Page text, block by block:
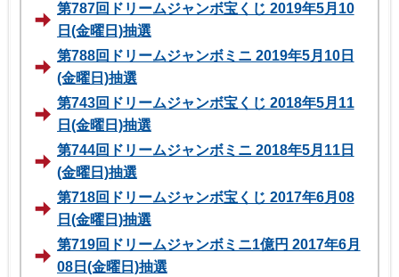
第787回ドリームジャンボ宝くじ 2019年5月10
日(金曜日)抽選
第788回ドリームジャンボミニ 2019年5月10日
(金曜日)抽選
第743回ドリームジャンボ宝くじ 2018年5月11
日(金曜日)抽選
第744回ドリームジャンボミニ 2018年5月11日
(金曜日)抽選
第718回ドリームジャンボ宝くじ 2017年6月08
日(金曜日)抽選
第719回ドリームジャンボミニ1億円 2017年6月
08日(金曜日)抽選